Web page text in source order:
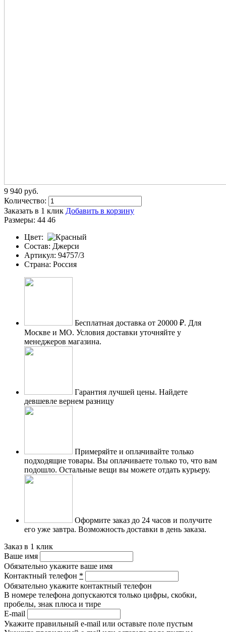
9 940 pуб.
Количество:
Заказать в 1 клик Добавить в корзину
Размеры: 44 46
Цвет:
Состав: Джерси
Артикул: 94757/3
Страна: Россия
Бесплатная доставка от 20000 ₽. Для
Москве и МО. Условия доставки уточняйте у
менеджеров магазина.
Гарантия лучшей цены. Найдете
девшевле вернем разницу
Примеряйте и оплачивайте только
подходящие товары. Вы оплачиваете только то, что вам
подошло. Остальные вещи вы можете отдать курьеру.
Оформите заказ до 24 часов и получите
его уже завтра. Возможность доставки в день заказа.
Заказ в 1 клик
Ваше имя
Обязательно укажите ваше имя
Контактный телефон *
Обязательно укажите контактный телефон
В номере телефона допускаются только цифры, скобки,
пробелы, знак плюса и тире
E-mail
Укажите правильный e-mail или оставьте поле пустым